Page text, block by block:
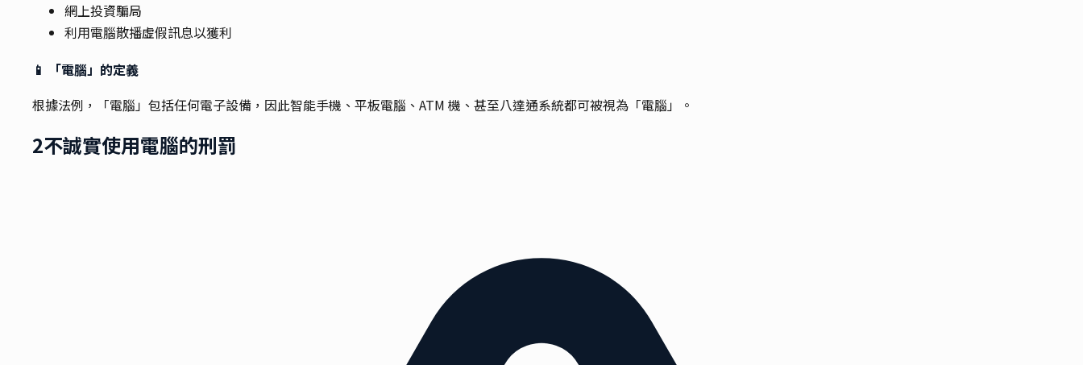
網上投資騙局
利用電腦散播虛假訊息以獲利
📱 「電腦」的定義
根據法例，「電腦」包括任何電子設備，因此智能手機、平板電腦、ATM 機、甚至八達通系統都可被視為「電腦」。
2不誠實使用電腦的刑罰